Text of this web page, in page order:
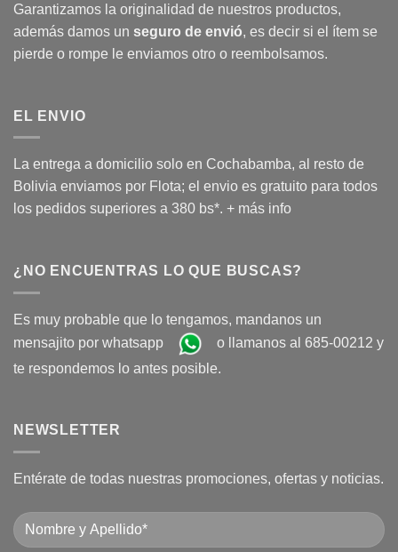
Garantizamos la originalidad de nuestros productos,
además damos un seguro de envió, es decir si el ítem se
pierde o rompe le enviamos otro o reembolsamos.
EL ENVIO
La entrega a domicilio solo en Cochabamba, al resto de
Bolivia enviamos por Flota; el envio es gratuito para todos
los pedidos superiores a 380 bs*. + más info
¿NO ENCUENTRAS LO QUE BUSCAS?
Es muy probable que lo tengamos, mandanos un
mensajito por whatsapp
o llamanos al 685-00212 y
te respondemos lo antes posible.
NEWSLETTER
Entérate de todas nuestras promociones, ofertas y noticias.